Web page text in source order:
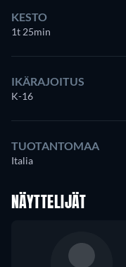
KESTO
1t 25min
IKÄRAJOITUS
K-16
TUOTANTOMAA
Italia
NÄYTTELIJÄT